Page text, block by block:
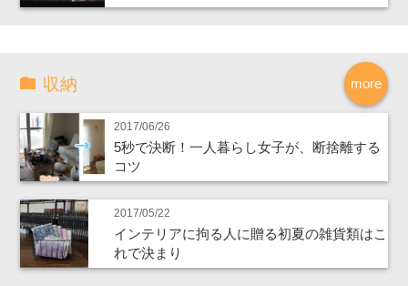
more
収納
2017/06/26
5秒で決断！一人暮らし女子が、断捨離する
コツ
2017/05/22
インテリアに拘る人に贈る初夏の雑貨類はこ
れで決まり